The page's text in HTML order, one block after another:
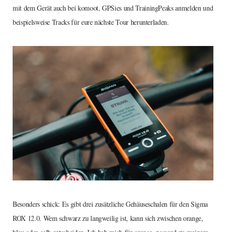
mit dem Gerät auch bei komoot, GPSies und TrainingPeaks anmelden und
beispielsweise Tracks für eure nächste Tour herunterladen.
Besonders schick: Es gibt drei zusätzliche Gehäuseschalen für den Sigma
ROX 12.0. Wem schwarz zu langweilig ist, kann sich zwischen orange,